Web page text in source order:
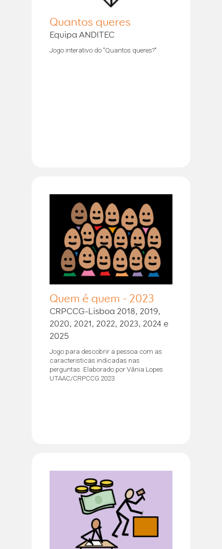
Quantos queres
Equipa ANDITEC
Jogo interativo do "Quantos queres?"
Quem é quem - 2023
CRPCCG-Lisboa 2018, 2019,
2020, 2021, 2022, 2023, 2024 e
2025
Jogo para descobrir a pessoa com as
caracteristicas indicadas nas
perguntas. Elaborado por Vânia Lopes
UTAAC/CRPCCG 2023